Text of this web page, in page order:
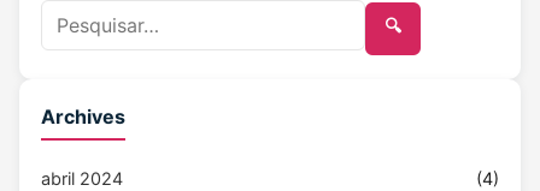
🔍
Archives
abril 2024 (4)